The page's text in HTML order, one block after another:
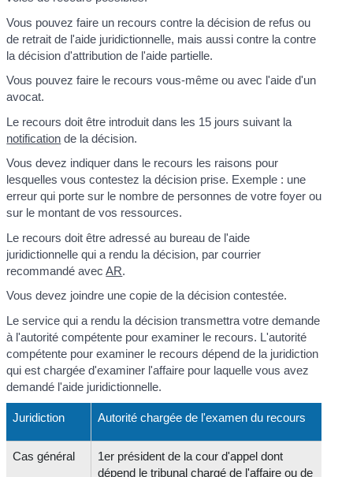
Vous pouvez faire un recours contre la décision de refus ou
de retrait de l'aide juridictionnelle, mais aussi contre la contre
la décision d'attribution de l'aide partielle.
Vous pouvez faire le recours vous-même ou avec l'aide d'un
avocat.
Le recours doit être introduit dans les 15 jours suivant la
notification de la décision.
Vous devez indiquer dans le recours les raisons pour
lesquelles vous contestez la décision prise. Exemple : une
erreur qui porte sur le nombre de personnes de votre foyer ou
sur le montant de vos ressources.
Le recours doit être adressé au bureau de l'aide
juridictionnelle qui a rendu la décision, par courrier
recommandé avecAR.
Vous devez joindre une copie de la décision contestée.
Le service qui a rendu la décision transmettra votre demande
à l'autorité compétente pour examiner le recours. L'autorité
compétente pour examiner le recours dépend de la juridiction
qui est chargée d'examiner l'affaire pour laquelle vous avez
demandé l'aide juridictionnelle.
Juridiction Autorité chargée de l'examen du recours
Cas général 1er président de la cour d'appel dont
dépend le tribunal chargé de l'affaire ou de